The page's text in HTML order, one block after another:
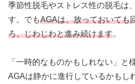
季節性脱毛やストレス性の脱毛は
す。でもAGAは、放っておいても
ろ、じわじわと進み続けます。
「一時的なものかもしれない」と
AGAは静かに進行しているかもし